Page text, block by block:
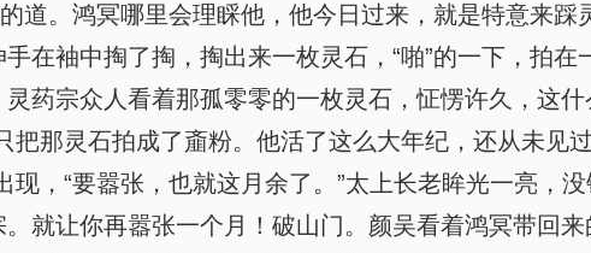
道。鸿冥哪里会理睬他，他今日过来，就是特意来
在袖中掏了掏，掏出来一枚灵石，“啪”的一下，拍在
药宗众人看着那孤零零的一枚灵石，怔愣许久，这
把那灵石拍成了齑粉。他活了这么大年纪，还从未见
，“要嚣张，也就这月余了。”太上长老眸光一亮，
就让你再嚣张一个月！破山门。颜吴看着鸿冥带回